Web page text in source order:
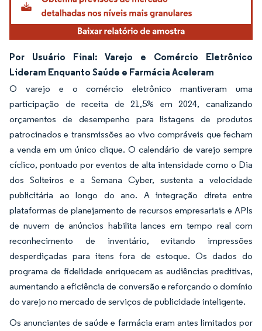
Por Usuário Final: Varejo e Comércio Eletrônico
Lideram Enquanto Saúde e Farmácia Aceleram
O varejo e o comércio eletrônico mantiveram uma
participação de receita de 21,5% em 2024, canalizando
orçamentos de desempenho para listagens de produtos
patrocinados e transmissões ao vivo compráveis que fecham
a venda em um único clique. O calendário de varejo sempre
cíclico, pontuado por eventos de alta intensidade como o Dia
dos Solteiros e a Semana Cyber, sustenta a velocidade
publicitária ao longo do ano. A integração direta entre
plataformas de planejamento de recursos empresariais e APIs
de nuvem de anúncios habilita lances em tempo real com
reconhecimento de inventário, evitando impressões
desperdiçadas para itens fora de estoque. Os dados do
programa de fidelidade enriquecem as audiências preditivas,
aumentando a eficiência de conversão e reforçando o domínio
do varejo no mercado de serviços de publicidade inteligente.
Os anunciantes de saúde e farmácia eram antes limitados por